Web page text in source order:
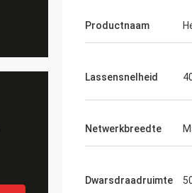
Productnaam
Lassensnelheid
Netwerkbreedte
Dwarsdraadruimte